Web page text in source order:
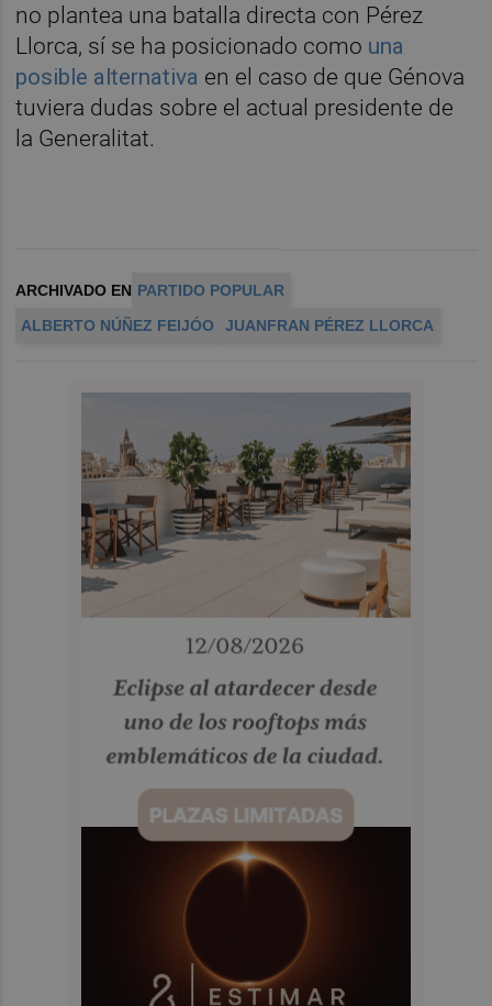
no plantea una batalla directa con Pérez
Llorca, sí se ha posicionado como una
posible alternativa en el caso de que Génova
tuviera dudas sobre el actual presidente de
la Generalitat.
ARCHIVADO EN PARTIDO POPULAR
ALBERTO NÚÑEZ FEIJÓO
JUANFRAN PÉREZ LLORCA